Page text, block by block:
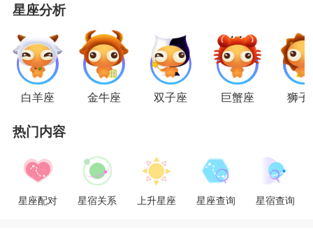
吃过了吗?
天蝎座
前任的痛会让他深深埋在心里，不敢轻易触
碰，偶遇前任，可能会说一句：你还好吗?
射手座
前任多了去了，哪里还都能记得?见了面最多
聊聊今天天气怎么样之类的客套话了
星座分析
白羊座 金牛座 双子座 巨蟹座 狮子
热门内容
星座配对 星宿关系 上升星座 星座查询 星宿查询